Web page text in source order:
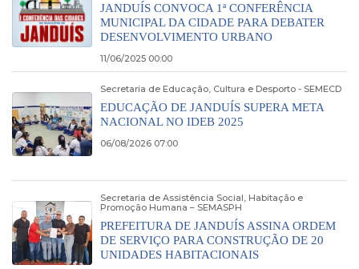
JANDUÍS CONVOCA 1ª CONFERÊNCIA
MUNICIPAL DA CIDADE PARA DEBATER
DESENVOLVIMENTO URBANO
11/06/2025 00:00
Secretaria de Educação, Cultura e Desporto - SEMECD
EDUCAÇÃO DE JANDUÍS SUPERA META
NACIONAL NO IDEB 2025
06/08/2026 07:00
Secretaria de Assistência Social, Habitação e
Promoção Humana – SEMASPH
PREFEITURA DE JANDUÍS ASSINA ORDEM
DE SERVIÇO PARA CONSTRUÇÃO DE 20
UNIDADES HABITACIONAIS